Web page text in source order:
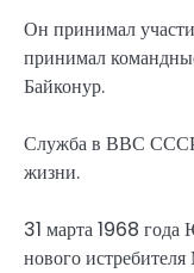
Он принимал
принимал
Байконур.
Служба в ВВС СССР
жизни.
31 марта 1968
нового